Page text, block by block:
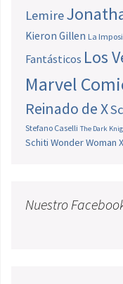
Lemire
Kieron Gillen La
Fantásticos Los
Marvel
Reinado de X
Stefano Caselli The Dark
Schiti Wonder Woman
Nuestro